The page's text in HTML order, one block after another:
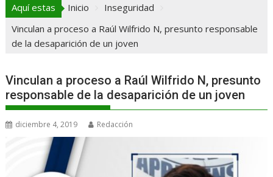
Aquí estas Inicio
Inseguridad
Vinculan a proceso a Raúl Wilfrido N, presunto responsable
de la desaparición de un joven
Vinculan a proceso a Raúl Wilfrido N, presunto
responsable de la desaparición de un joven
diciembre 4, 2019 Redacción